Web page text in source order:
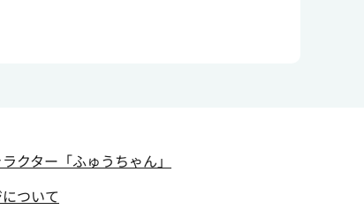
クター 「ふゅうちゃん」
ついて